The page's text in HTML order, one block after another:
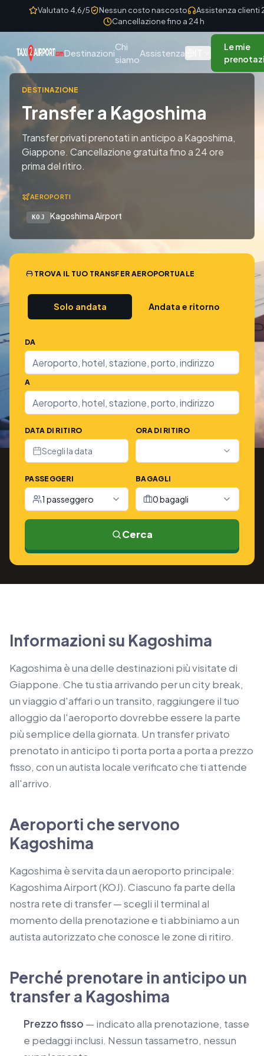
Skip to content
Valutato 4,6/5 Nessun costo nascosto
Assistenza clienti
Cancellazione fino a 24 h
Destinazioni
Chi
siamo
Assistenza
Le mie
DESTINAZIONE
Transfer a Kagoshima
Transfer privati prenotati in anticipo a Kagoshima,
Giappone. Cancellazione gratuita fino a 24 ore
prima del ritiro.
AEROPORTI
KOJ Kagoshima Airport
TROVA IL TUO TRANSFER AEROPORTUALE
Solo andata Andata e ritorno
DA
A
DATA DI RITIRO
Scegli la data
ORA DI RITIRO
PASSEGGERI
1 passeggero
BAGAGLI
0 bagagli
Cerca
Informazioni su Kagoshima
Kagoshima è una delle destinazioni più visitate di
Giappone. Che tu stia arrivando per un city break,
un viaggio d'affari o un transito, raggiungere il tuo
alloggio da l'aeroporto dovrebbe essere la parte
più semplice della giornata. Un transfer privato
prenotato in anticipo ti porta porta a porta a prezzo
fisso, con un autista locale verificato che ti attende
all'arrivo.
Aeroporti che servono
Kagoshima
Kagoshima è servita da un aeroporto principale:
Kagoshima Airport (KOJ). Ciascuno fa parte della
nostra rete di transfer — scegli il terminal al
momento della prenotazione e ti abbiniamo a un
autista autorizzato che conosce le zone di ritiro.
Perché prenotare in anticipo un
transfer a Kagoshima
Prezzo fisso — indicato alla prenotazione, tasse
e pedaggi inclusi. Nessun tassametro, nessun